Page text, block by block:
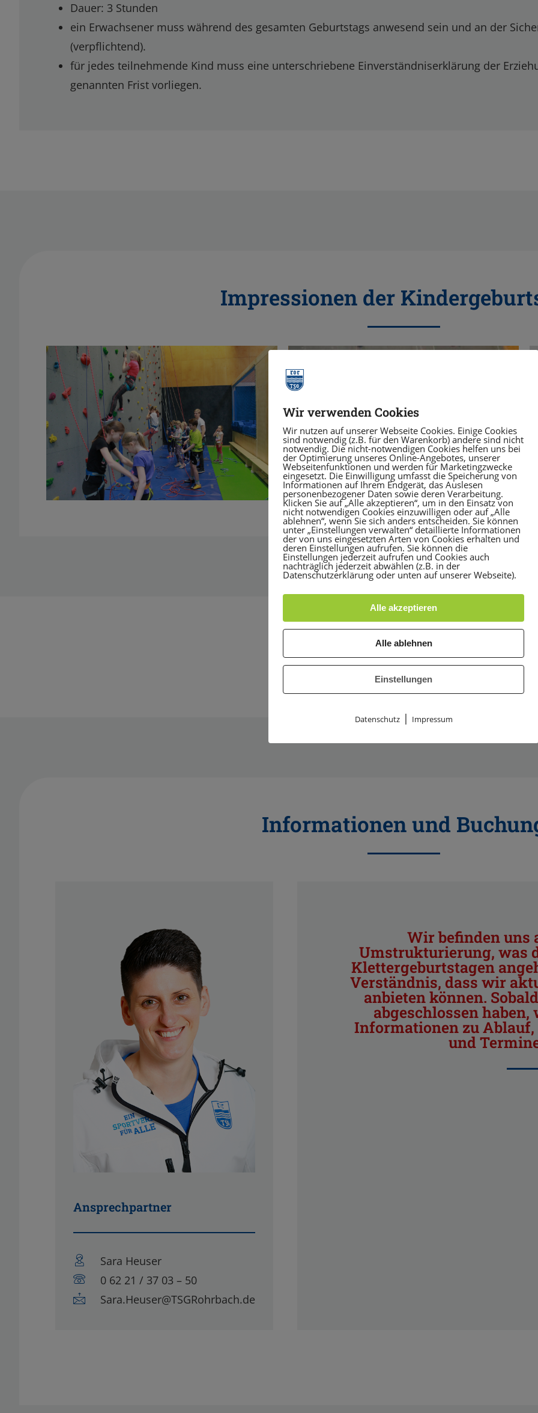
Dauer: 3 Stunden
ein Erwachsener muss während des gesamten Geburtstags anwesend sein und an der
(verpflichtend).
für jedes teilnehmende Kind muss eine unterschriebene Einverständniserklärung der
genannten Frist vorliegen.
Impressionen der
Informationen und
Ansprechpartner
Sara Heuser
0 62 21 / 37 03 – 50
Sara.Heuser@TSGRohrbach.de
Wir befinden uns
Umstrukturierung, was
Klettergeburtstagen
Verständnis, dass wir
anbieten können.
abgeschlossen
Informationen zu
und
Wir verwenden Cookies
Wir nutzen auf unserer Webseite Cookies. Einige Cookies
sind notwendig (z.B. für den Warenkorb) andere sind nicht
notwendig. Die nicht-notwendigen Cookies helfen uns bei
der Optimierung unseres Online-Angebotes, unserer
Webseitenfunktionen und werden für Marketingzwecke
eingesetzt. Die Einwilligung umfasst die Speicherung von
Informationen auf Ihrem Endgerät, das Auslesen
personenbezogener Daten sowie deren Verarbeitung.
Klicken Sie auf „Alle akzeptieren“, um in den Einsatz von
nicht notwendigen Cookies einzuwilligen oder auf „Alle
ablehnen“, wenn Sie sich anders entscheiden. Sie können
unter „Einstellungen verwalten“ detaillierte Informationen
der von uns eingesetzten Arten von Cookies erhalten und
deren Einstellungen aufrufen. Sie können die
Einstellungen jederzeit aufrufen und Cookies auch
nachträglich jederzeit abwählen (z.B. in der
Datenschutzerklärung oder unten auf unserer Webseite).
Alle akzeptieren
Alle ablehnen
Einstellungen
Datenschutz| Impressum